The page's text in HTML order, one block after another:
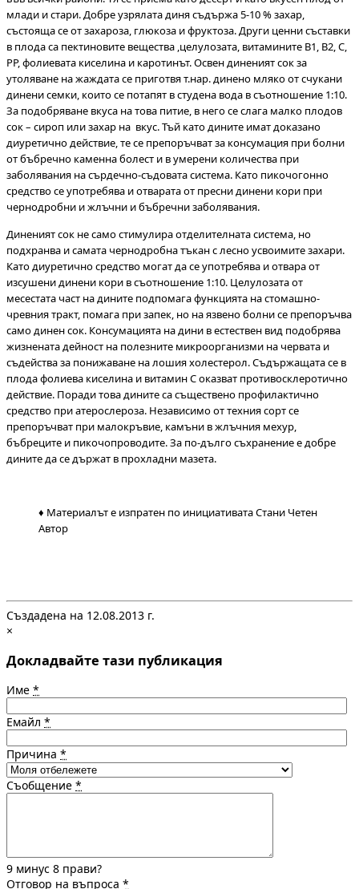
млади и стари. Добре узрялата диня съдържа 5-10 % захар,
състояща се от захароза, глюкоза и фруктоза. Други ценни съставки
в плода са пектиновите вещества ,целулозата, витамините В1, В2, С,
РР, фолиевата киселина и каротинът. Освен диненият сок за
утоляване на жаждата се приготвя т.нар. динено мляко от счукани
динени семки, които се потапят в студена вода в съотношение 1:10.
За подобряване вкуса на това питие, в него се слага малко плодов
сок – сироп или захар на вкус. Тъй като дините имат доказано
диуретично действие, те се препоръчват за консумация при болни
от бъбречно каменна болест и в умерени количества при
заболявания на сърдечно-съдовата система. Като пикочогонно
средство се употребява и отварата от пресни динени кори при
чернодробни и жлъчни и бъбречни заболявания.
Диненият сок не само стимулира отделителната система, но
подхранва и самата чернодробна тъкан с лесно усвоимите захари.
Като диуретично средство могат да се употребява и отвара от
изсушени динени кори в съотношение 1:10. Целулозата от
месестата част на дините подпомага функцията на стомашно-
чревния тракт, помага при запек, но на язвено болни се препоръчва
само динен сок. Консумацията на дини в естествен вид подобрява
жизнената дейност на полезните микроорганизми на червата и
съдейства за понижаване на лошия холестерол. Съдържащата се в
плода фолиева киселина и витамин С оказват противосклеротично
действие. Поради това дините са съществено профилактично
средство при атерослероза. Независимо от техния сорт се
препоръчват при малокръвие, камъни в жлъчния мехур,
бъбреците и пикочопроводите. За по-дълго съхранение е добре
дините да се държат в прохладни мазета.
♦ Материалът е изпратен по инициативата Стани Четен
Автор
Създадена на 12.08.2013 г.
×
Докладвайте тази публикация
Име *
Емайл *
Причина *
Съобщение *
9 минус 8 прави?
Отговор на въпроса *